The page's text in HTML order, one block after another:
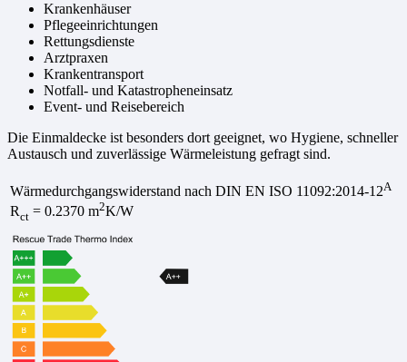
Krankenhäuser
Pflegeeinrichtungen
Rettungsdienste
Arztpraxen
Krankentransport
Notfall- und Katastropheneinsatz
Event- und Reisebereich
Die Einmaldecke ist besonders dort geeignet, wo Hygiene, schneller
Austausch und zuverlässige Wärmeleistung gefragt sind.
Wärmedurchgangswiderstand nach DIN EN ISO 11092:2014-12A
Rct = 0.2370 m2K/W